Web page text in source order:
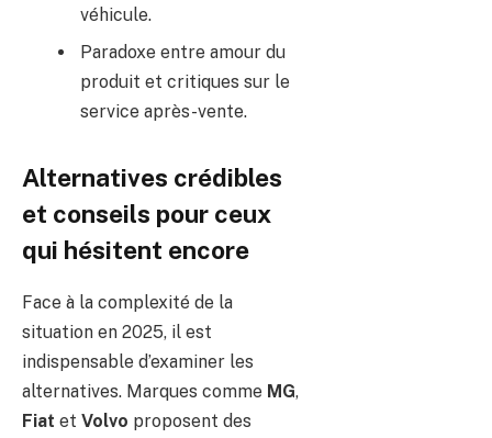
véhicule.
Paradoxe entre amour du
produit et critiques sur le
service après-vente.
Alternatives crédibles
et conseils pour ceux
qui hésitent encore
Face à la complexité de la
situation en 2025, il est
indispensable d’examiner les
alternatives. Marques comme MG,
Fiat et Volvo proposent des